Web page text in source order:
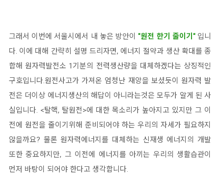
그래서 이번에 서울시에서 내 놓은 방안이"원전 한기 줄이기"입니
다. 이에 대해 간략히 설명 드리자면, 에너지 절약과 생산 확대를 종
합해 원자력발전소 1기분의 전력생산량을 대체하겠다는 상징적인
구호입니다.원전사고가 가져온 엄청난 재앙을 보셨듯이 원자력 발
전은 더이상 에너지생산의 해답이 아니라는것은 모두가 알게 된 사
실입니다. <탈핵, 탈원전>에 대한 목소리가 높아지고 있지만 그 이
전에 원전을 줄이기위해 준비되어야 하는 우리의 자세가 필요하지
않을까요? 물론 원자력에너지를 대체하는 신재생 에너지의 개발
또한 중요하지만, 그 이전에 에너지를 아끼는 우리의 생활습관이
먼저 바탕이 되어야 한다고 생각합니다.